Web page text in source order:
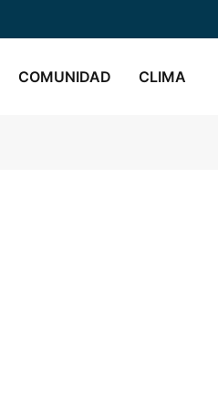
COMUNIDAD CLIMA